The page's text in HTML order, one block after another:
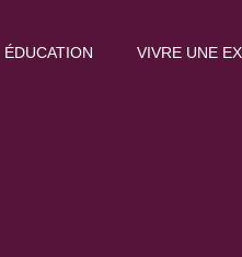
ÉDUCATION VIVRE UNE